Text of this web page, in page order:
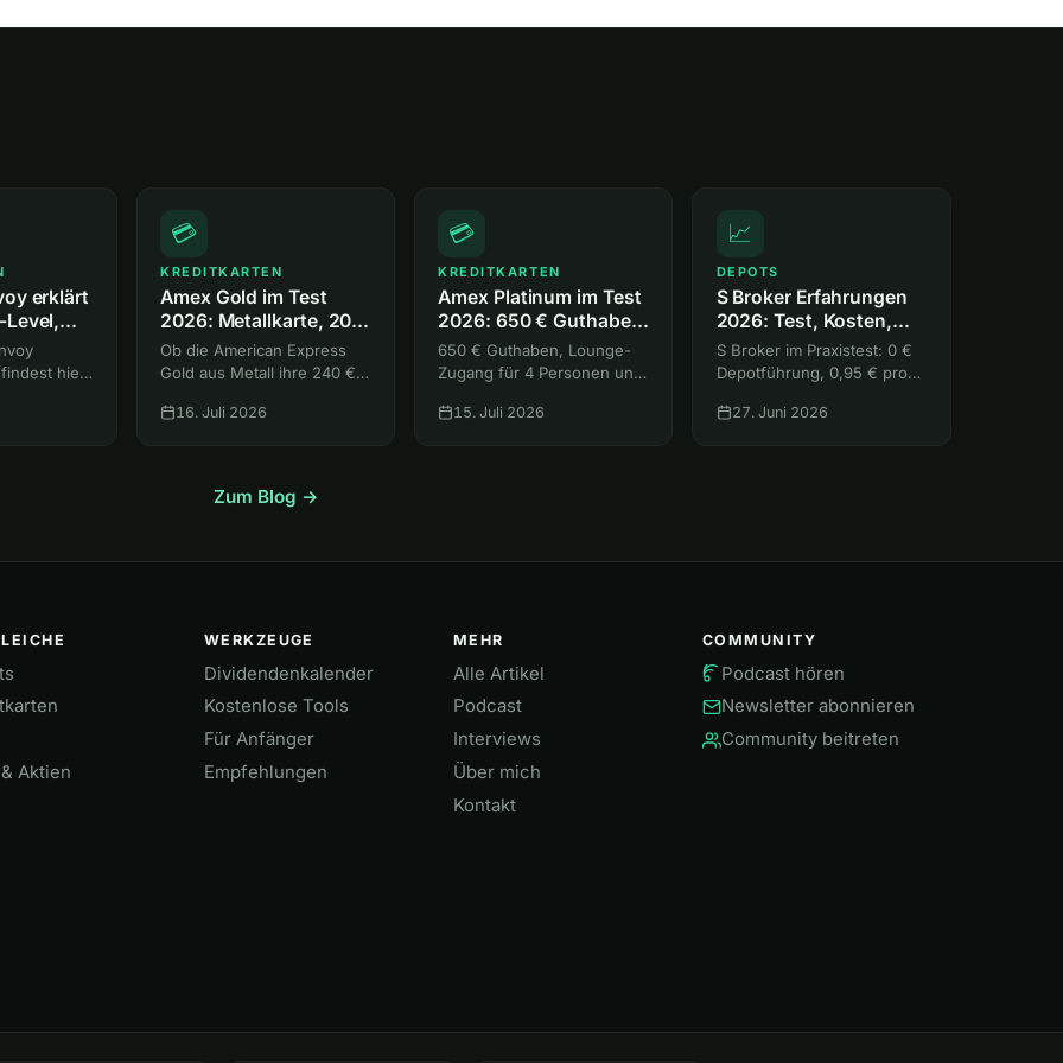
erklärt
zu Gold
hier
Wert
💳
KREDITKARTEN
Amex Gold im Test
2026: Metallkarte, 200
€ Startguthaben und
Membership Rewards
Ob die American Express
Gold aus Metall ihre 240 €
hier alle Guthaben, den
Payback Amex.
16. Juli 2026
💳
KREDITKARTEN
Amex Platinum im Test
2026: 650 € Guthaben,
Lounges und 85.000
Punkte
650 € Guthaben, Lounge-
Zugang für 4 Personen und
Bonus. Wie du aus der
15. Juli 2026
📈
DEPOTS
S Broker Erfahrungen
2026: Test, Kosten,
Depot & Sparpläne
S Broker im Praxistest: 0 €
Depotführung, 0,95 € pro
Wo sich der Sparkassen-
27. Juni 2026
Zum Blog →
Aktien
WERKZEUGE
Dividendenkalender
Kostenlose Tools
Für Anfänger
Empfehlungen
MEHR
Alle Artikel
Podcast
Interviews
Über mich
Kontakt
COMMUNITY
Podcast hören
Newsletter abonnieren
Community beitreten